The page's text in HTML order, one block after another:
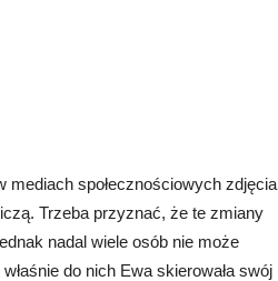
społecznościowych zdjęcia
Trzeba przyznać, że te zmiany
nadal wiele osób nie może
do nich Ewa skierowała swój